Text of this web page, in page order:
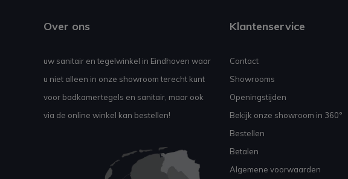
Over ons
uw sanitair en tegelwinkel in Eindhoven waar
u niet alleen in onze showroom terecht kunt
voor badkamertegels en sanitair, maar ook
via de online winkel kan bestellen!
Klantenservice
Contact
Showrooms
Openingstijden
Bekijk onze showroom in 360°
Bestellen
Betalen
Algemene voorwaarden